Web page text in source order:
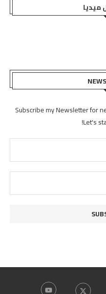
ميديا
Subscribe my Newsletter for
Let's